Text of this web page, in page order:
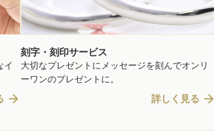
イ
arrow_forward
刻字・刻印サービス
大切なプレゼントにメッセージを刻んでオンリ
ーワンのプレゼントに。
詳しく見る arrow_forward